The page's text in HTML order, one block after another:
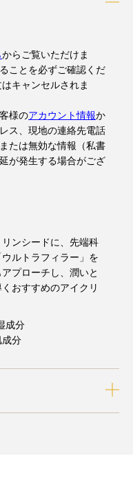
からご覧いただけま
ことを必ずご確認くだ
キャンセルされま
様のアカウント情報か
ス、現地の連絡先電話
たは無効な情報（私書
が発生する場合がござ
ンシードに、先端科
ルトラフィラー」を
プローチし、潤いと
おすすめのアイクリ
成分
分